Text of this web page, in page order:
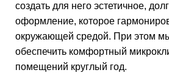
создать для него эстетичное,
оформление, которое
окружающей средой. При этом
обеспечить комфортный
помещений круглый год.